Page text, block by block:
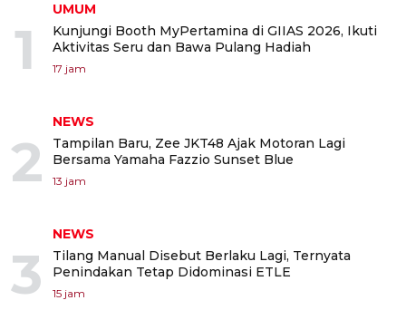
1
UMUM
Kunjungi Booth MyPertamina di GIIAS 2026, Ikuti
Aktivitas Seru dan Bawa Pulang Hadiah
17 jam
2
NEWS
Tampilan Baru, Zee JKT48 Ajak Motoran Lagi
Bersama Yamaha Fazzio Sunset Blue
13 jam
3
NEWS
Tilang Manual Disebut Berlaku Lagi, Ternyata
Penindakan Tetap Didominasi ETLE
15 jam